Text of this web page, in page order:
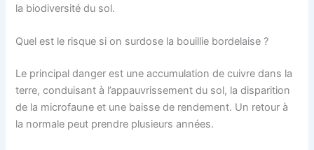
la biodiversité du sol.
Quel est le risque si on surdose la bouillie bordelaise ?
Le principal danger est une accumulation de cuivre dans la
terre, conduisant à l’appauvrissement du sol, la disparition
de la microfaune et une baisse de rendement. Un retour à
la normale peut prendre plusieurs années.